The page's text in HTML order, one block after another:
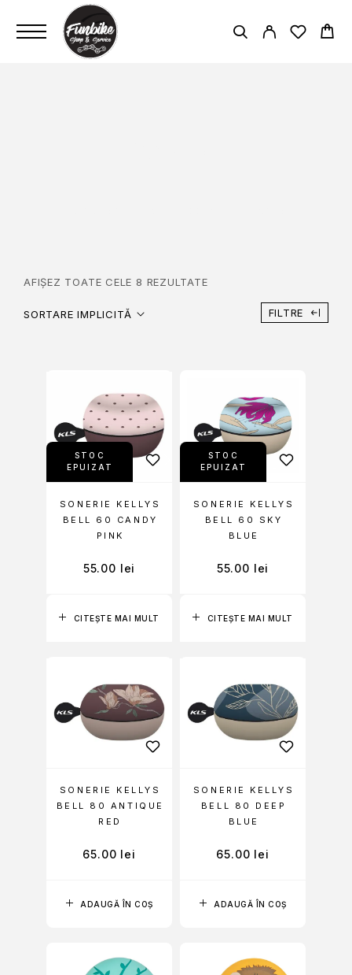
AFIȘEZ TOATE CELE 8 REZULTATE
SORTARE IMPLICITĂ FILTRE
STOC
EPUIZAT
CITEȘTE MAI MULT
SONERIE KELLYS
BELL 60 CANDY
PINK
55.00 lei
STOC
EPUIZAT
CITEȘTE MAI MULT
SONERIE KELLYS
BELL 60 SKY
BLUE
55.00 lei
ADAUGĂ ÎN COȘ
SONERIE KELLYS
BELL 80 ANTIQUE
RED
65.00 lei
ADAUGĂ ÎN COȘ
SONERIE KELLYS
BELL 80 DEEP
BLUE
65.00 lei